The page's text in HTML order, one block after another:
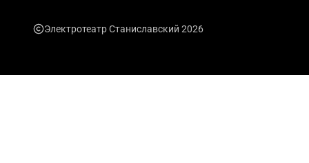
Электротеатр Станиславский 2026